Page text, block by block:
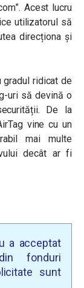
Acest lucru
utilizatorul să
direcționa și
gradul ridicat de
uri să devină o
De la
vine cu un
mai multe
decât ar fi
a acceptat
fonduri
sunt